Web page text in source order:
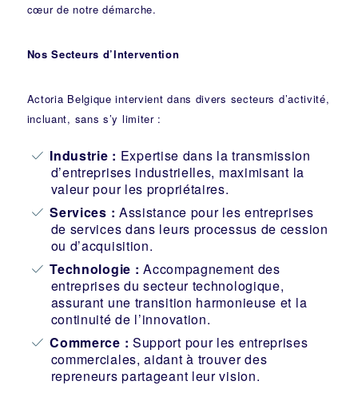
cœur de notre démarche.
Nos Secteurs d’Intervention
Actoria Belgique intervient dans divers secteurs d’activité,
incluant, sans s’y limiter :
Industrie : Expertise dans la transmission
d’entreprises industrielles, maximisant la
valeur pour les propriétaires.
Services : Assistance pour les entreprises
de services dans leurs processus de cession
ou d’acquisition.
Technologie : Accompagnement des
entreprises du secteur technologique,
assurant une transition harmonieuse et la
continuité de l’innovation.
Commerce : Support pour les entreprises
commerciales, aidant à trouver des
repreneurs partageant leur vision.